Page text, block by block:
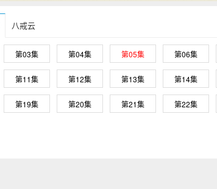
八戒云
第03集 第04集 第05集 第06集
第11集 第12集 第13集 第14集
第19集 第20集 第21集 第22集